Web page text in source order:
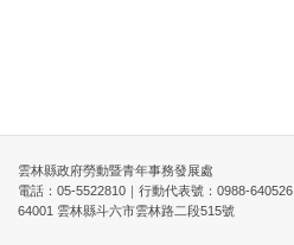
雲林縣政府勞動暨青年事務發展處
電話：05-5522810｜行動代表號：0988-640526
64001 雲林縣斗六市雲林路二段515號